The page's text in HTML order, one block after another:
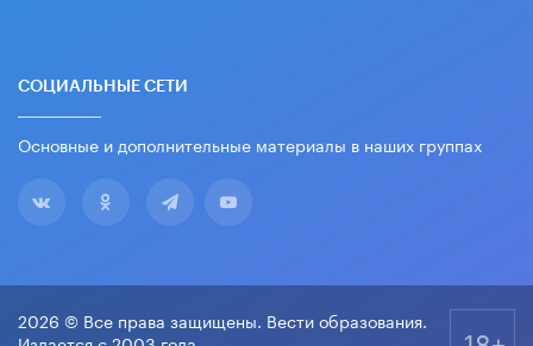
СОЦИАЛЬНЫЕ СЕТИ
Основные и дополнительные материалы в наших группах
2026 © Все права защищены. Вести образования.